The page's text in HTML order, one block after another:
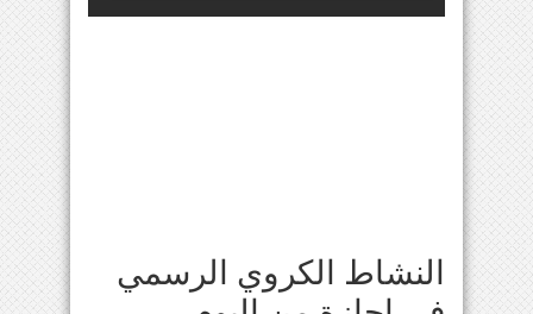
النشاط الكروي الرسمي